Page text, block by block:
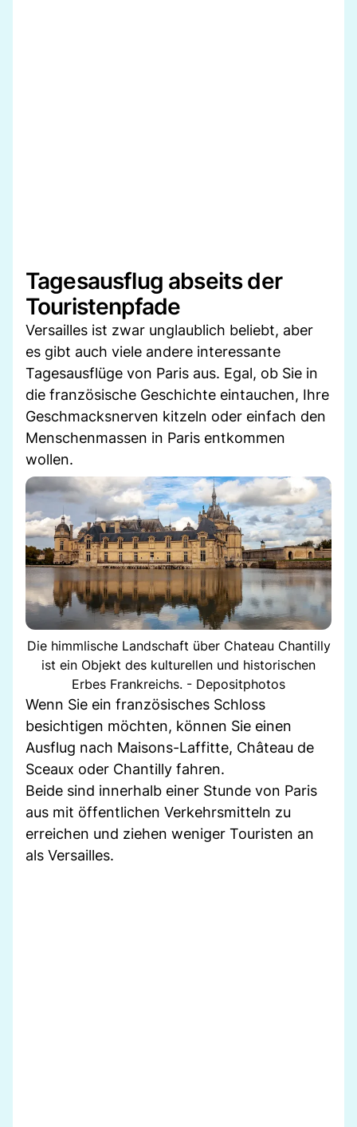
Tagesausflug abseits der
Touristenpfade
Versailles ist zwar unglaublich beliebt, aber
es gibt auch viele andere interessante
Tagesausflüge von Paris aus. Egal, ob Sie in
die französische Geschichte eintauchen, Ihre
Geschmacksnerven kitzeln oder einfach den
Menschenmassen in Paris entkommen
wollen.
Die himmlische Landschaft über Chateau Chantilly
ist ein Objekt des kulturellen und historischen
Erbes Frankreichs. - Depositphotos
Wenn Sie ein französisches Schloss
besichtigen möchten, können Sie einen
Ausflug nach Maisons-Laffitte, Château de
Sceaux oder Chantilly fahren.
Beide sind innerhalb einer Stunde von Paris
aus mit öffentlichen Verkehrsmitteln zu
erreichen und ziehen weniger Touristen an
als Versailles.